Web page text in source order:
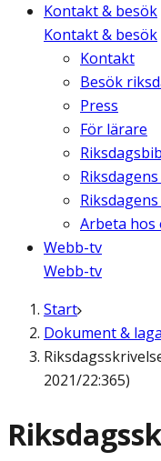
Kontakt & besök
Kontakt & besök
Kontakt
Besök
Press
För lärare
Arbeta hos
Webb-tv
Webb-tv
Start
Dokument &
2021/22:365)